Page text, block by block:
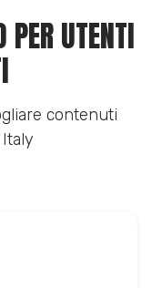
PER UTENTI
contenuti